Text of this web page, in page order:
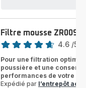
Filtre mousse
Note
4.6 /5
Pour une filtration
poussière et une
performances de votre
Expédié par l’entrepôt